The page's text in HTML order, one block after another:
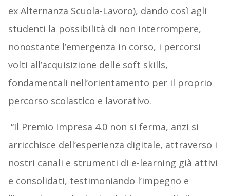
ex Alternanza Scuola-Lavoro), dando così agli
studenti la possibilità di non interrompere,
nonostante l’emergenza in corso, i percorsi
volti all’acquisizione delle soft skills,
fondamentali nell’orientamento per il proprio
percorso scolastico e lavorativo.
“Il Premio Impresa 4.0 non si ferma, anzi si
arricchisce dell’esperienza digitale, attraverso i
nostri canali e strumenti di e-learning già attivi
e consolidati, testimoniando l’impegno e